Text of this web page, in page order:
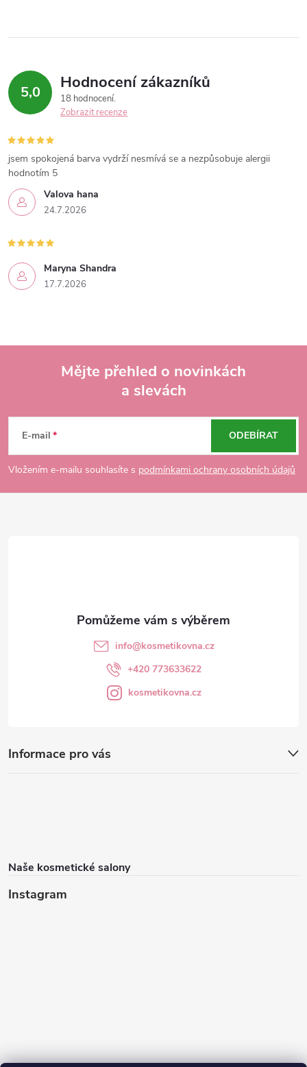
5,0 Hodnocení zákazníků
18 hodnocení
Zobrazit recenze
Valova hana
24.7.2026
jsem spokojená barva vydrží nesmívá se a nezpůsobuje alergii
hodnotím 5
Maryna Shandra
17.7.2026
p
a
Mějte přehled o novinkách
a slevách
E-mail
Vložením e-mailu souhlasíte s podmínkami ochrany osobních údajů
ODEBÍRAT
Informace pro vás
Naše kosmetické salony
Instagram
info@kosmetikovna.cz
+420 773633622
kosmetikovna.cz